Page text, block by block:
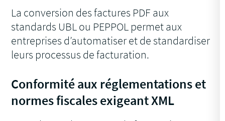
La conversion des factures PDF aux
standards UBL ou PEPPOL permet aux
entreprises d’automatiser et de standardiser
leurs processus de facturation.
Conformité aux réglementations et
normes fiscales exigeant XML